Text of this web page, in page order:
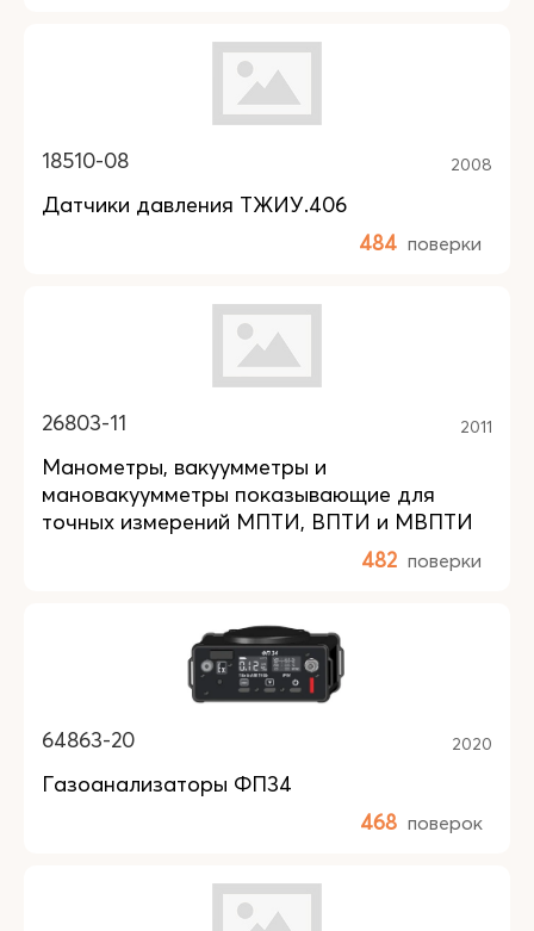
18510-08 2008
Датчики давления ТЖИУ.406
484 поверки
26803-11 2011
Манометры, вакуумметры и
мановакуумметры показывающие для
точных измерений МПТИ, ВПТИ и МВПТИ
482 поверки
64863-20 2020
Газоанализаторы ФП34
468 поверок